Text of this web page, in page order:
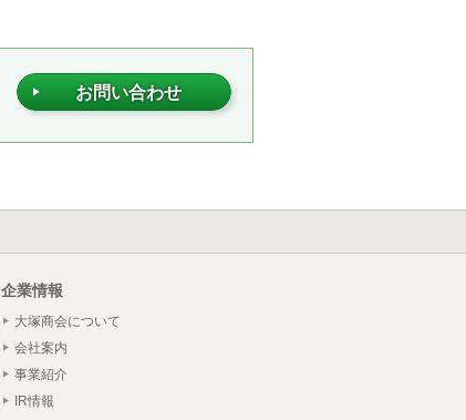
お問い合わせ
企業情報
大塚商会について
会社案内
事業紹介
IR情報